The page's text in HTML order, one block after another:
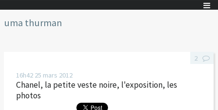
uma thurman
16h42 25 mars 2012
Chanel, la petite veste noire, l'exposition, les
photos
2